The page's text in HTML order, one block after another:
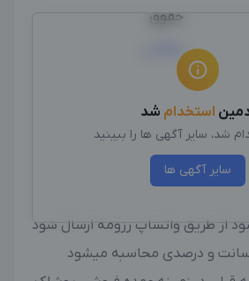
حقوق
از طریق واتساپ رزومه ارسال شود
و درصدی محاسبه میشود
استخدام شد
شد، سایر آگهی ها را ببینید
سایر آگهی ها